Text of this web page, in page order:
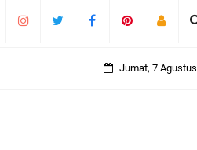
Jumat, 7 Agustus